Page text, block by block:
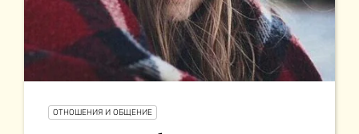
ОТНОШЕНИЯ И ОБЩЕНИЕ